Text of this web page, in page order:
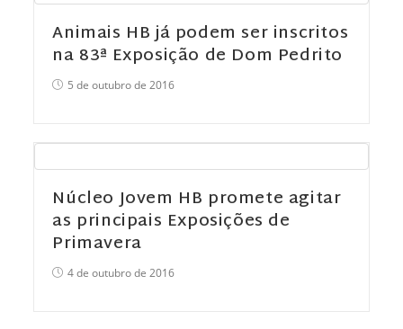
Animais HB já podem ser inscritos
na 83ª Exposição de Dom Pedrito
5 de outubro de 2016
Núcleo Jovem HB promete agitar
as principais Exposições de
Primavera
4 de outubro de 2016